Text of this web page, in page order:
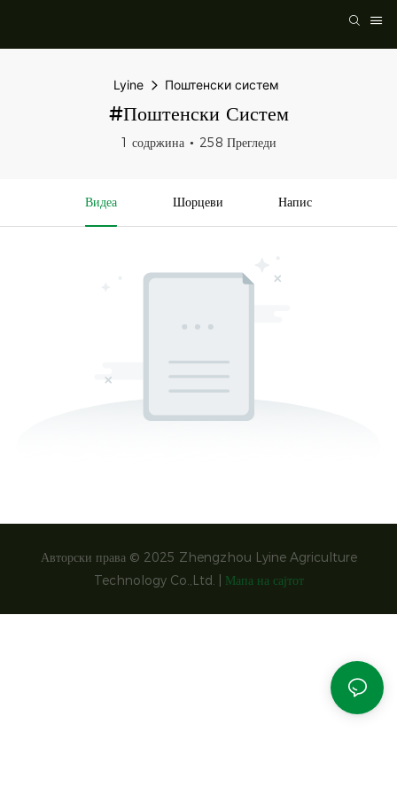
Lyine Поштенски систем
#Поштенски Систем
1 содржина 258 Прегледи
Видеа Шорцеви Напис
Авторски права © 2025 Zhengzhou Lyine Agriculture
Technology Co.,Ltd. |
Мапа на сајтот